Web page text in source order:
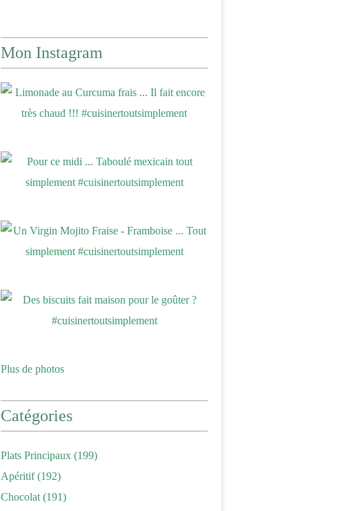
Mon Instagram
Plus de photos
Catégories
Plats Principaux (199)
Apéritif(192)
Chocolat (191)